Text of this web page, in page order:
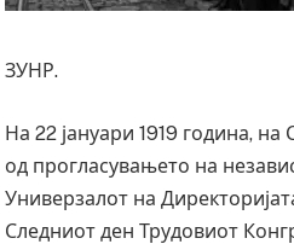
ЗУНР.
На 22 јануари 1919 година,
од прогласувањето на
Универзалот на
Следниот ден Трудовиот